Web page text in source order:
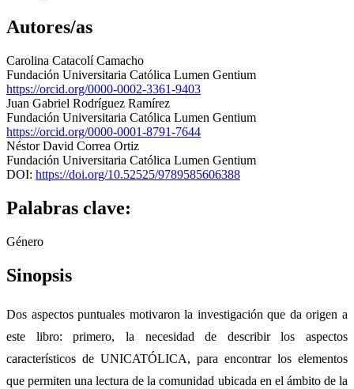
Autores/as
Carolina Catacolí Camacho
Fundación Universitaria Católica Lumen Gentium
https://orcid.org/0000-0002-3361-9403
Juan Gabriel Rodríguez Ramírez
Fundación Universitaria Católica Lumen Gentium
https://orcid.org/0000-0001-8791-7644
Néstor David Correa Ortiz
Fundación Universitaria Católica Lumen Gentium
DOI: https://doi.org/10.52525/9789585606388
Palabras clave:
Género
Sinopsis
Dos aspectos puntuales motivaron la investigación que da origen a
este libro: primero, la necesidad de describir los aspectos
característicos de UNICATÓLICA, para encontrar los elementos
que permiten una lectura de la comunidad ubicada en el ámbito de la